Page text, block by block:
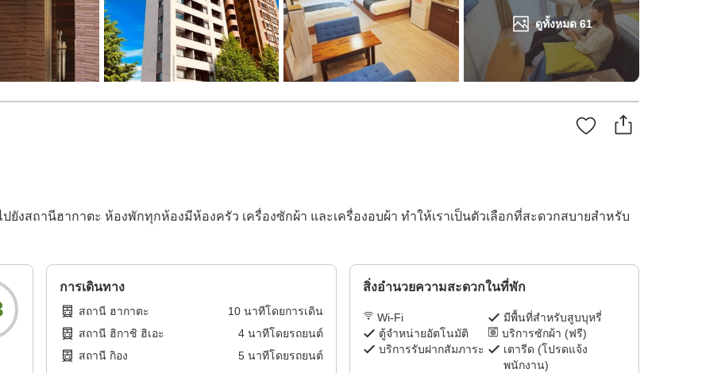
ดูทั้งหมด61
งสถานีฮากาตะ ห้องพักทุกห้องมีห้องครัว เครื่องซักผ้า และเครื่องอบผ้า ทำให้เราเป็นตัวเลือกที่สะดวกสบายสำหรับ
การเดินทาง
สถานี ฮากาตะ 10นาทีโดยการเดิน
สถานี ฮิกาชิ ฮิเอะ
4นาทีโดยรถยนต์
สถานี กิอง
5นาทีโดยรถยนต์
สิ่งอำนวยความสะดวกในที่พัก
Wi-Fi
มีพื้นที่สำหรับสูบบุหรี่
ตู้จำหน่ายอัตโนมัติ
บริการซักผ้า (ฟรี)
บริการรับฝากสัมภาระ
เตารีด (โปรดแจ้ง
พนักงาน)